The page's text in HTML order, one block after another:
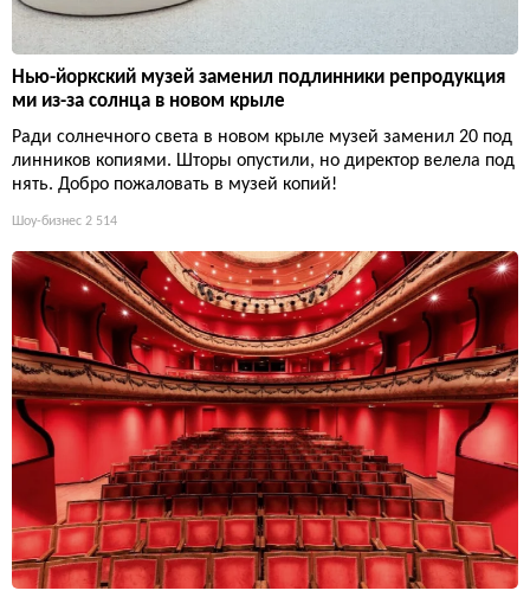
Нью-йоркский музей заменил подлинники репродукция
ми из-за солнца в новом крыле
Ради солнечного света в новом крыле музей заменил 20 под
линников копиями. Шторы опустили, но директор велела под
нять. Добро пожаловать в музей копий!
Шоу-бизнес 2 514